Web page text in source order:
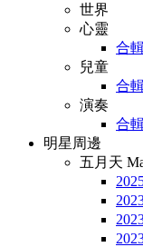
世界
心靈
合
兒童
合
演奏
合
明星周邊
五月天